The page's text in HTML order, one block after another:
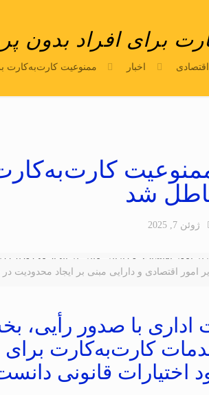
برای افراد بدون
اخبار ممنوعیت کارت‌به‌کارت
کارت‌به‌کارت
شد
ژوئن 7, 2025
امور اقتصادی و دارایی مبنی بر ایجاد
اداری با صدور رأیی،
کارت‌به‌کارت برای
اختیارات قانونی